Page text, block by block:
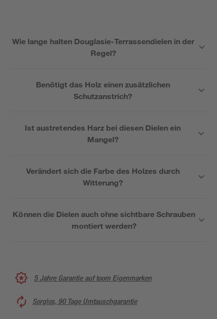
Wie lange halten Douglasie-Terrassendielen in der
Regel?
Benötigt das Holz einen zusätzlichen
Schutzanstrich?
Ist austretendes Harz bei diesen Dielen ein
Mangel?
Verändert sich die Farbe des Holzes durch
Witterung?
Können die Dielen auch ohne sichtbare Schrauben
montiert werden?
5 Jahre Garantie auf toom Eigenmarken
Sorglos, 90 Tage Umtauschgarantie